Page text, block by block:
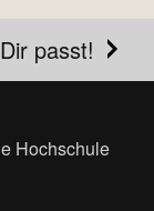
passt!
Hochschule